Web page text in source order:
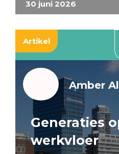
30 juni 2026
Artikel
Amber
Generaties
werkvloer